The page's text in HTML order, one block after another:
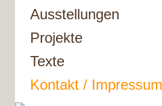
Ausstellungen
Projekte
Texte
Kontakt / Impressum